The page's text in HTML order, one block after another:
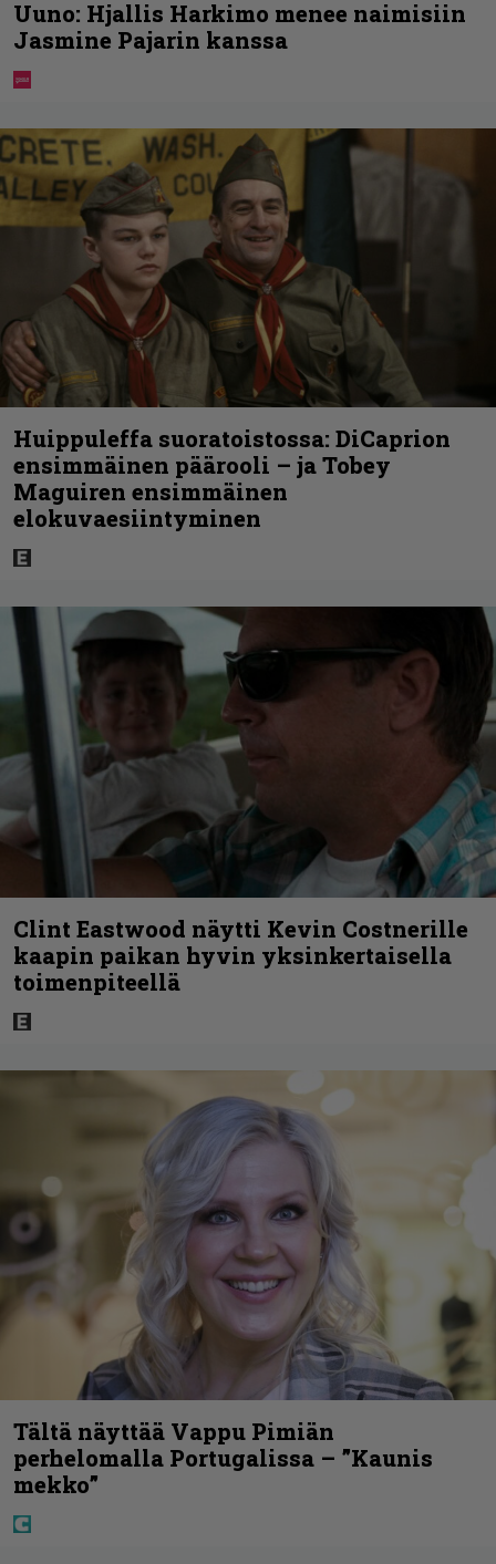
Uuno: Hjallis Harkimo menee naimisiin
Jasmine Pajarin kanssa
Huippuleffa suoratoistossa: DiCaprion
ensimmäinen päärooli – ja Tobey
Maguiren ensimmäinen
elokuvaesiintyminen
Clint Eastwood näytti Kevin Costnerille
kaapin paikan hyvin yksinkertaisella
toimenpiteellä
Tältä näyttää Vappu Pimiän
perhelomalla Portugalissa – ”Kaunis
mekko”